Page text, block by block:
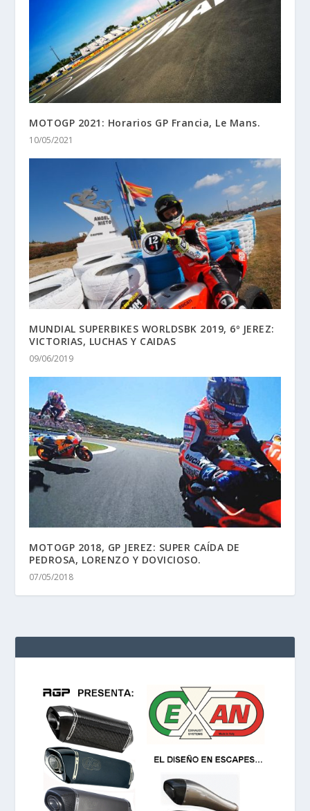
MOTOGP 2021: Horarios GP Francia, Le Mans.
10/05/2021
MUNDIAL SUPERBIKES WORLDSBK 2019, 6º JEREZ:
VICTORIAS, LUCHAS Y CAIDAS
09/06/2019
MOTOGP 2018, GP JEREZ: SUPER CAÍDA DE
PEDROSA, LORENZO Y DOVICIOSO.
07/05/2018